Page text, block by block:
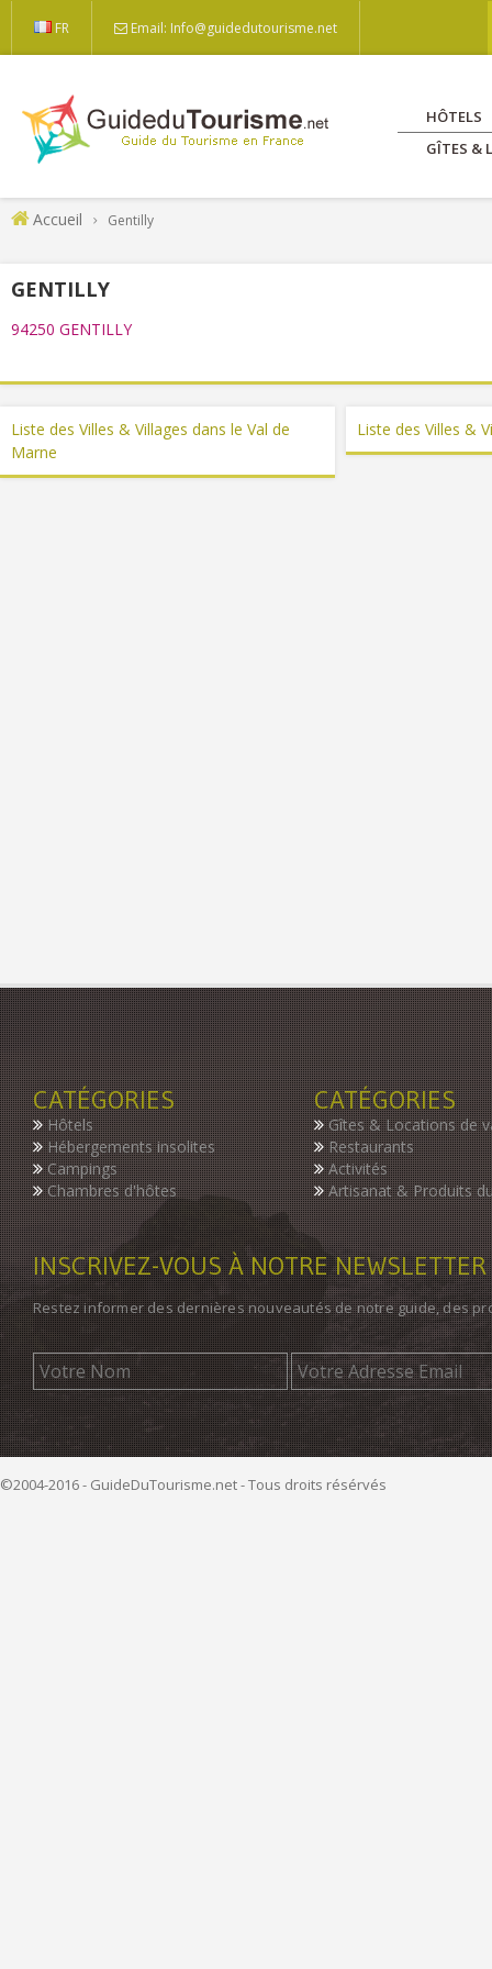
FR Email: Info@guidedutourisme.net
HÔTELS
GÎTES &
Accueil Gentilly
GENTILLY
94250 GENTILLY
Liste des Villes & Villages dans le Val de
Marne
Liste des Villes &
CATÉGORIES
Hôtels
Hébergements insolites
Campings
Chambres d'hôtes
CATÉGORIES
Gîtes & Locations de
Restaurants
Activités
Artisanat & Produits
INSCRIVEZ-VOUS À NOTRE NEWSLETTER
Restez informer des dernières nouveautés de notre guide, des
©2004-2016 - GuideDuTourisme.net - Tous droits résérvés